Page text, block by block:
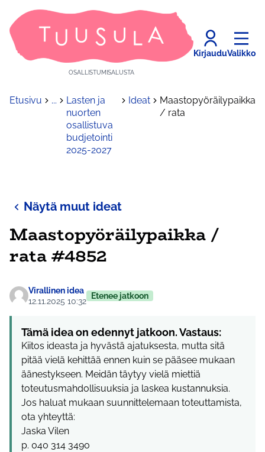
OSALLISTUMISALUSTA
KirjauduValikko
Etusivu ...
Lasten ja
nuorten
osallistuva
budjetointi
2025-2027
Ideat
Maastopyöräilypaikka
/ rata
Näytä muut ideat
Maastopyöräilypaikka /
rata #4852
Virallinen idea
12.11.2025 10:32
Etenee jatkoon
Tämä idea on edennyt jatkoon. Vastaus:
Kiitos ideasta ja hyvästä ajatuksesta, mutta sitä
pitää vielä kehittää ennen kuin se pääsee mukaan
äänestykseen. Meidän täytyy vielä miettiä
toteutusmahdollisuuksia ja laskea kustannuksia.
Jos haluat mukaan suunnittelemaan toteuttamista,
ota yhteyttä:
Jaska Vilen
p. 040 314 3490